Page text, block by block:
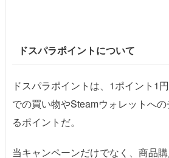
ドスパラポイントについて
ドスパラポイントは、1ポイント1
での買い物やSteamウォレットへ
るポイントだ。
当キャンペーンだけでなく、商品